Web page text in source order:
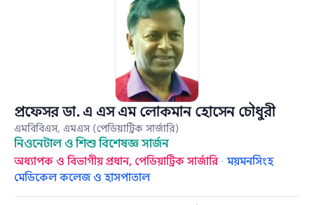
প্রফেসর ডা. এ এস এম লোকমান হোসেন চৌধুরী
এমবিবিএস, এমএস (পেডিয়াট্রিক সার্জারি)
নিওনেটাল ও শিশু বিশেষজ্ঞ সার্জন
অধ্যাপক ও বিভাগীয় প্রধান, পেডিয়াট্রিক সার্জারি ·ময়মনসিংহ
মেডিকেল কলেজ ও হাসপাতাল